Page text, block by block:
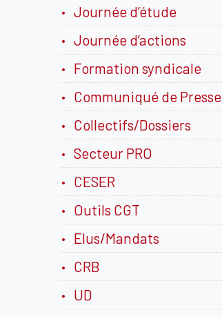
Journée d’étude
Journée d’actions
Formation syndicale
Communiqué de Presse
Collectifs/Dossiers
Secteur PRO
CESER
Outils CGT
Elus/Mandats
CRB
UD